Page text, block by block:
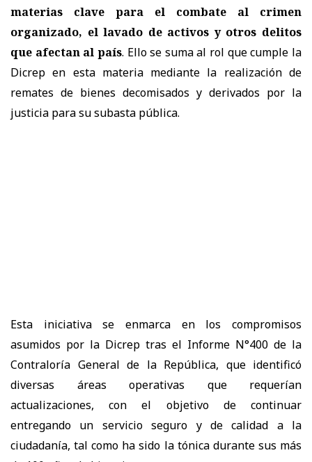
materias clave para el combate al crimen
organizado, el lavado de activos y otros delitos
que afectan al país. Ello se suma al rol que cumple la
Dicrep en esta materia mediante la realización de
remates de bienes decomisados y derivados por la
justicia para su subasta pública.
Esta iniciativa se enmarca en los compromisos
asumidos por la Dicrep tras el Informe N°400 de la
Contraloría General de la República, que identificó
diversas áreas operativas que requerían
actualizaciones, con el objetivo de continuar
entregando un servicio seguro y de calidad a la
ciudadanía, tal como ha sido la tónica durante sus más